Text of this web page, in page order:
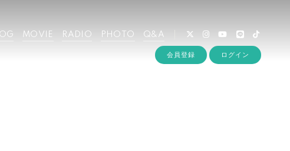
MOVIE RADIO PHOTO Q&A
会員登録 ログイン